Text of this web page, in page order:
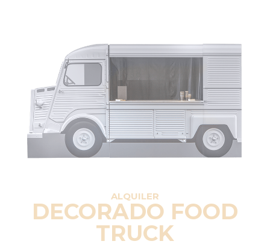
ALQUILER
DECORADO FOOD
TRUCK